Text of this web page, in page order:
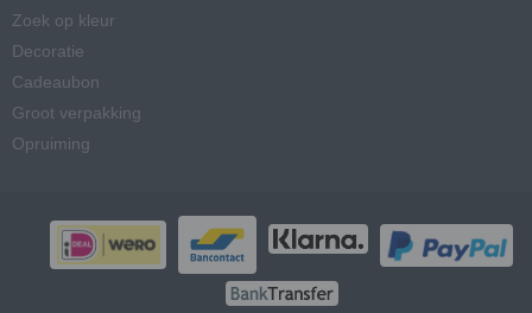
Zoek op kleur
Decoratie
Cadeaubon
Groot verpakking
Opruiming